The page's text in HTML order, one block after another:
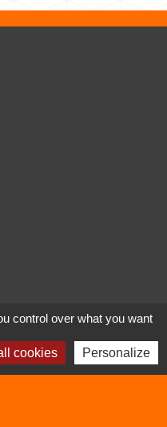
control over what you want
cookies Personalize